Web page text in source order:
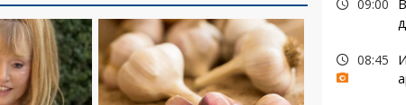
09:00
08:45